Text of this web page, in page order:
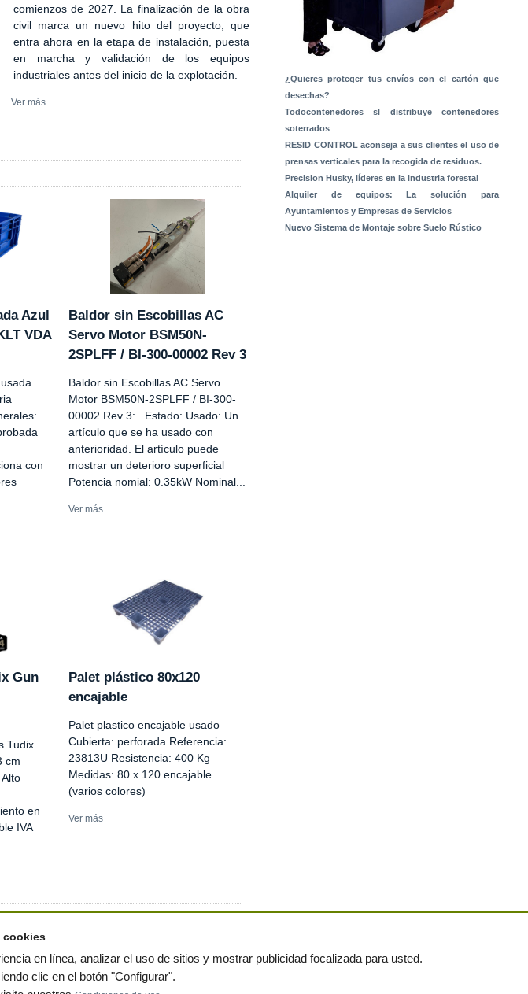
comienzos de 2027. La finalización de la obra
civil marca un nuevo hito del proyecto, que
entra ahora en la etapa de instalación, puesta
en marcha y validación de los equipos
industriales antes del inicio de la explotación.
Ver más
Azul
VDA
con
Baldor sin Escobillas AC
Servo Motor BSM50N-
2SPLFF / BI-300-00002 Rev 3
Baldor sin Escobillas AC Servo
Motor BSM50N-2SPLFF / BI-300-
00002 Rev 3: Estado: Usado: Un
artículo que se ha usado con
anterioridad. El artículo puede
mostrar un deterioro superficial
Potencia nomial: 0.35kW Nominal...
Ver más
Gun
Tudix
cm
en
IVA
Palet plástico 80x120
encajable
Palet plastico encajable usado
Cubierta: perforada Referencia:
23813U Resistencia: 400 Kg
Medidas: 80 x 120 encajable
(varios colores)
Ver más
¿Quieres proteger tus envíos con el cartón que
desechas?
Todocontenedores sl distribuye contenedores
soterrados
RESID CONTROL aconseja a sus clientes el uso de
prensas verticales para la recogida de residuos.
Precision Husky, líderes en la industria forestal
Alquiler de equipos: La solución para
Ayuntamientos y Empresas de Servicios
Nuevo Sistema de Montaje sobre Suelo Rústico
uso| Contacto|Editores| Mapa web|Preguntas frecuentes
cookies
en línea, analizar el uso de sitios y mostrar publicidad focalizada para usted.
clic en el botón "Configurar".